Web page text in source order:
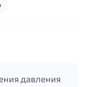
давления